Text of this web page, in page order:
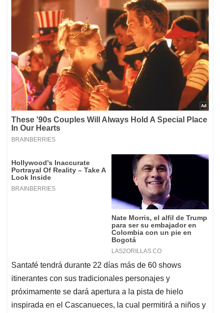
Santafé tendrá durante 22 días más de 60 shows
itinerantes con sus tradicionales personajes y
próximamente se dará apertura a la pista de hielo
inspirada en el Cascanueces, la cual permitirá a niños y